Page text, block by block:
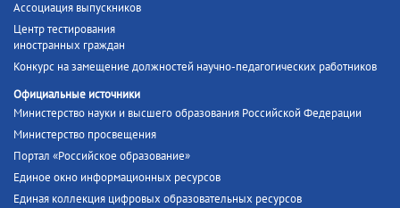
Ассоциация выпускников
Центр тестирования
иностранных граждан
Конкурс на замещение должностей научно-педагогических работников
Официальные источники
Министерство науки и высшего образования Российской Федерации
Министерство просвещения
Портал «Российское образование»
Единое окно информационных ресурсов
Единая коллекция цифровых образовательных ресурсов